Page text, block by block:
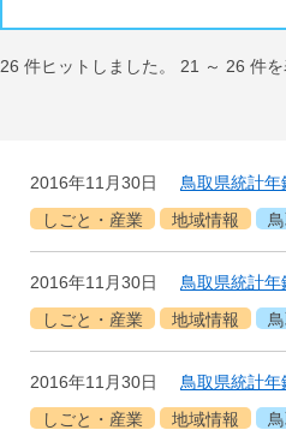
26 件ヒットしました。 21 ～ 26 件を
2016年11月30日
鳥取県統計
しごと・産業
地域情報
2016年11月30日 鳥取県統計
しごと・産業
地域情報
2016年11月30日 鳥取県統計
しごと・産業
地域情報